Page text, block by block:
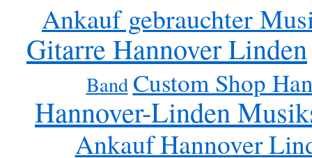
Ankauf gebrauchter
Gitarre Hannover Linden
Band Custom Shop
Hannover-Linden
Ankauf Hannover